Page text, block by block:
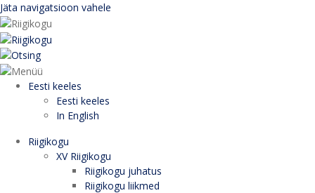
Jäta navigatsioon vahele
Eesti keeles
Eesti keeles
In English
Riigikogu
XV Riigikogu
Riigikogu juhatus
Riigikogu liikmed